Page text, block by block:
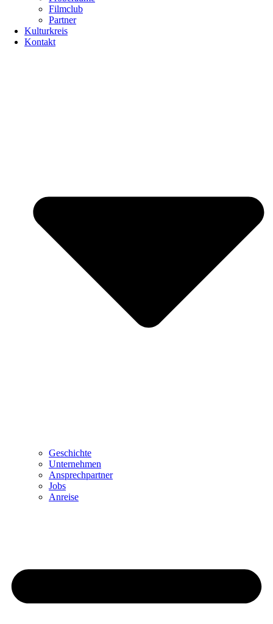
Filmclub
Partner
Kulturkreis
Kontakt
Geschichte
Unternehmen
Ansprechpartner
Jobs
Anreise